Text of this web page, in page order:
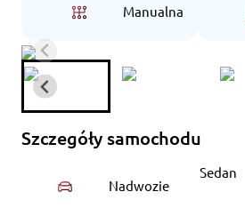
Manualna
Szczegóły samochodu
Nadwozie
Sedan